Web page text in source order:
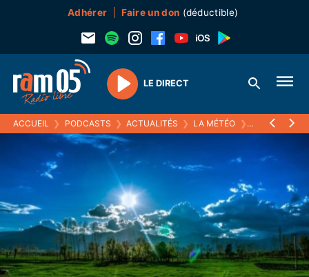
Adhérer Faire un don (déductible)
Play
LE DIRECT
ACCUEIL ❯ PODCASTS ❯ ACTUALITÉS ❯ LA MÉTÉO ❯ 11 OCTOBRE